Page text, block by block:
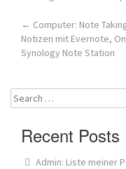
Post
navigation
← Computer: Note
Notizen mit Evernote,
Synology Note Station
Search
for:
Recent Posts
Admin: Liste meiner